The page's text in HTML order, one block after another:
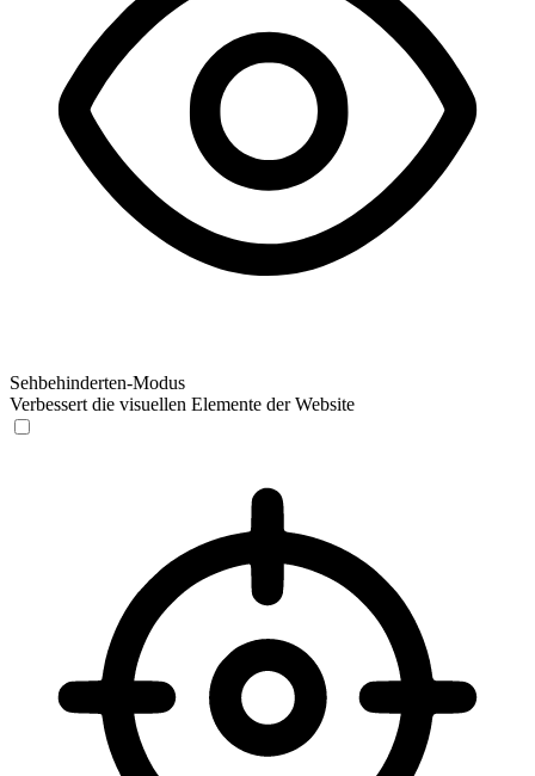
Sehbehinderten-Modus
Verbessert die visuellen Elemente der Website